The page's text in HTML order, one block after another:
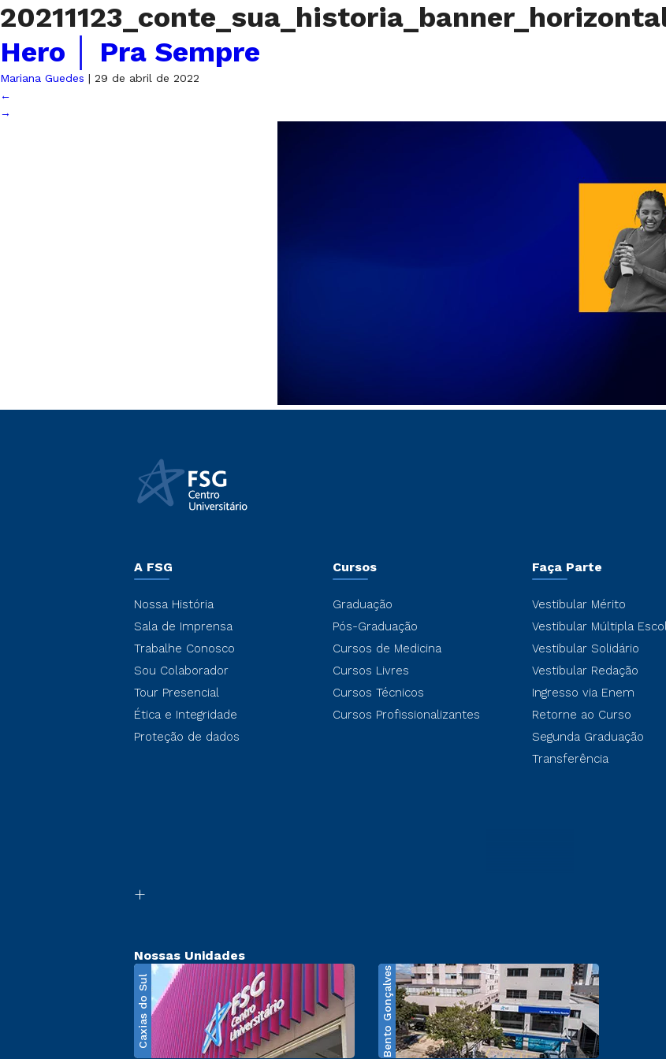
Hero │ Pra Sempre
Mariana Guedes | 29 de abril de 2022
←
→
A FSG
Nossa História
Sala de Imprensa
Trabalhe Conosco
Sou Colaborador
Tour Presencial
Ética e Integridade
Proteção de dados
Cursos
Graduação
Pós-Graduação
Cursos de Medicina
Cursos Livres
Cursos Técnicos
Cursos Profissionalizantes
Faça Parte
Vestibular Mérito
Vestibular Múltipla
Vestibular Solidário
Vestibular Redação
Ingresso via Enem
Retorne ao Curso
Segunda Graduação
Transferência
Nossas Unidades
Caxias do Sul Bento Gonçalves